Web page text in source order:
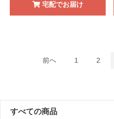
宅配でお届け
前へ 1 2
すべての商品